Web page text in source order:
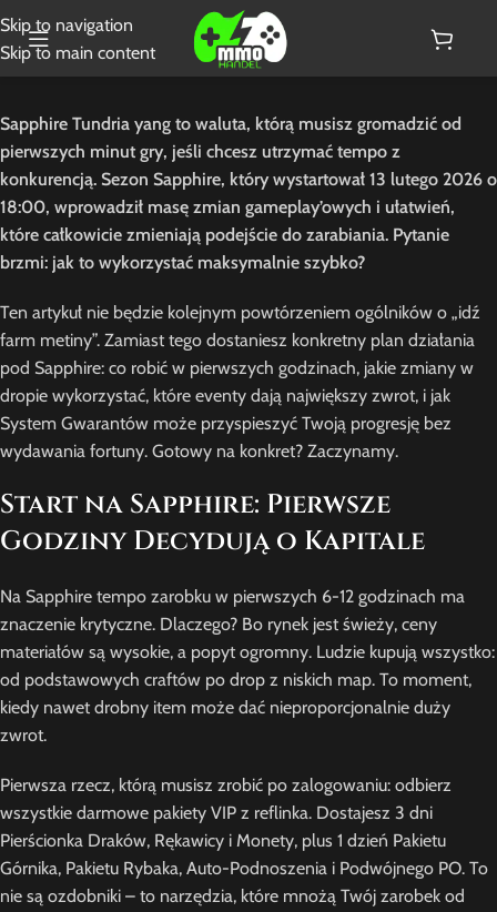
Skip to navigation
Skip to main content
Sapphire Tundria yang to waluta, którą musisz gromadzić od
pierwszych minut gry, jeśli chcesz utrzymać tempo z
konkurencją. Sezon Sapphire, który wystartował 13 lutego 2026 o
18:00, wprowadził masę zmian gameplay’owych i ułatwień,
które całkowicie zmieniają podejście do zarabiania. Pytanie
brzmi: jak to wykorzystać maksymalnie szybko?
Ten artykuł nie będzie kolejnym powtórzeniem ogólników o „idź
farm metiny”. Zamiast tego dostaniesz konkretny plan działania
pod Sapphire: co robić w pierwszych godzinach, jakie zmiany w
dropie wykorzystać, które eventy dają największy zwrot, i jak
System Gwarantów może przyspieszyć Twoją progresję bez
wydawania fortuny. Gotowy na konkret? Zaczynamy.
Start na Sapphire: Pierwsze
Godziny Decydują o Kapitale
Na Sapphire tempo zarobku w pierwszych 6-12 godzinach ma
znaczenie krytyczne. Dlaczego? Bo rynek jest świeży, ceny
materiałów są wysokie, a popyt ogromny. Ludzie kupują wszystko:
od podstawowych craftów po drop z niskich map. To moment,
kiedy nawet drobny item może dać nieproporcjonalnie duży
zwrot.
Pierwsza rzecz, którą musisz zrobić po zalogowaniu: odbierz
wszystkie darmowe pakiety VIP z reflinka. Dostajesz 3 dni
Pierścionka Draków, Rękawicy i Monety, plus 1 dzień Pakietu
Górnika, Pakietu Rybaka, Auto-Podnoszenia i Podwójnego PO. To
nie są ozdobniki – to narzędzia, które mnożą Twój zarobek od